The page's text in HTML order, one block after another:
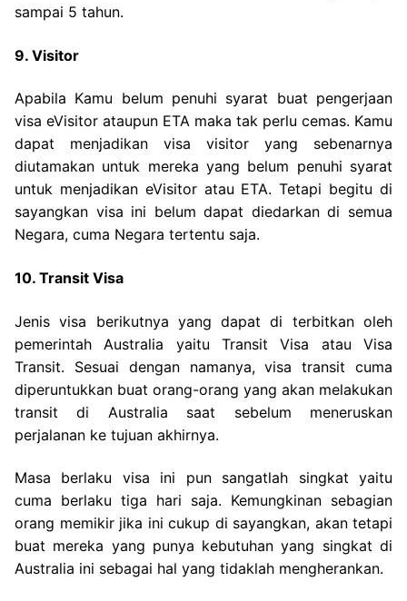
sampai 5 tahun.
9. Visitor
Apabila Kamu belum penuhi syarat buat pengerjaan
visa eVisitor ataupun ETA maka tak perlu cemas. Kamu
dapat menjadikan visa visitor yang sebenarnya
diutamakan untuk mereka yang belum penuhi syarat
untuk menjadikan eVisitor atau ETA. Tetapi begitu di
sayangkan visa ini belum dapat diedarkan di semua
Negara, cuma Negara tertentu saja.
10. Transit Visa
Jenis visa berikutnya yang dapat di terbitkan oleh
pemerintah Australia yaitu Transit Visa atau Visa
Transit. Sesuai dengan namanya, visa transit cuma
diperuntukkan buat orang-orang yang akan melakukan
transit di Australia saat sebelum meneruskan
perjalanan ke tujuan akhirnya.
Masa berlaku visa ini pun sangatlah singkat yaitu
cuma berlaku tiga hari saja. Kemungkinan sebagian
orang memikir jika ini cukup di sayangkan, akan tetapi
buat mereka yang punya kebutuhan yang singkat di
Australia ini sebagai hal yang tidaklah mengherankan.